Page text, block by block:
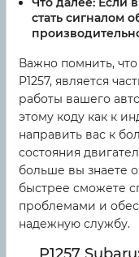
стать сигналом
Важно помнить,
P1257, является
работы вашего
этому коду как к
направить вас к
состояния
больше вы знаете
быстрее сможете
проблемами и
надежную службу.